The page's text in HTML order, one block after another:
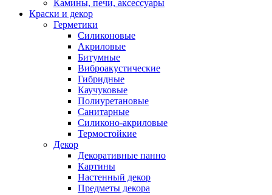
Камины, печи, аксессуары
Краски и декор
Герметики
Силиконовые
Акриловые
Битумные
Виброакустические
Гибридные
Каучуковые
Полиуретановые
Санитарные
Силиконо-акриловые
Термостойкие
Декор
Декоративные панно
Картины
Настенный декор
Предметы декора